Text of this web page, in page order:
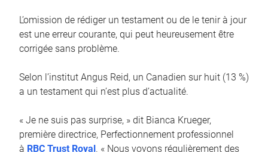
L’omission de rédiger un testament ou de le tenir à jour
est une erreur courante, qui peut heureusement être
corrigée sans problème.
Selon l’institut Angus Reid, un Canadien sur huit (13 %)
a un testament qui n’est plus d’actualité.
« Je ne suis pas surprise, » dit Bianca Krueger,
première directrice, Perfectionnement professionnel
à RBC Trust Royal . « Nous voyons régulièrement des